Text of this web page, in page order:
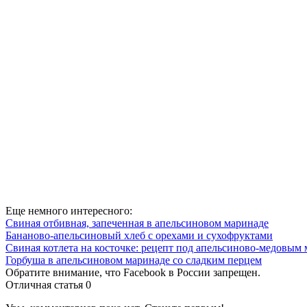
Еще немного интересного:
Свиная отбивная, запеченная в апельсиновом маринаде
Бананово-апельсиновый хлеб с орехами и сухофруктами
Свиная котлета на косточке: рецепт под апельсиново-медовым
Горбуша в апельсиновом маринаде со сладким перцем
Обратите внимание, что Facebook в России запрещен.
Отличная статья 0